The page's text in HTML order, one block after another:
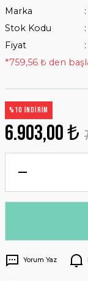
Marka
Stok Kodu
Fiyat
*759,56 ₺ den
%10 İNDİRİM
6.903,00 ₺
Yorum Yaz